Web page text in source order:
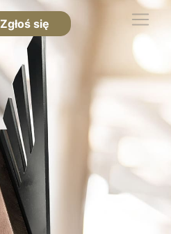
Zgłoś się